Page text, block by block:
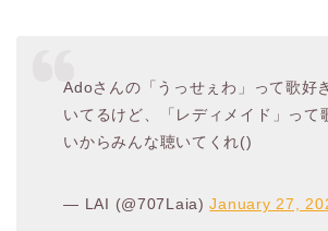
Adoさんの「うっせぇわ」って歌好
いてるけど、「レディメイド」って
いからみんな聴いてくれ()
— LAI (@707Laia)January 27,